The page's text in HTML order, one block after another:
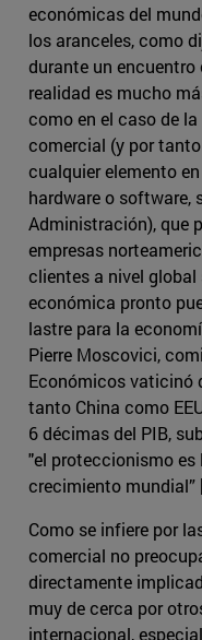
económicas del
los aranceles, como
durante un encuentro
realidad es mucho
como en el caso de
comercial (y por
cualquier elemento
hardware o software,
Administración), que
empresas
clientes a nivel global
económica pronto
lastre para la
Pierre Moscovici,
Económicos vaticinó
tanto China como
6 décimas del PIB,
"el proteccionismo es
crecimiento mundial”
Como se infiere por
comercial no
directamente
muy de cerca por
internacional,